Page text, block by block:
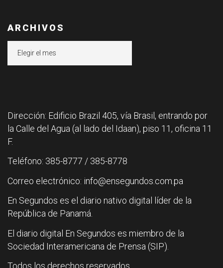
ARCHIVOS
Dirección: Edificio Brazil 405, vía Brasil, entrando por
la Calle del Agua (al lado del Idaan), piso 11, oficina 11
F.
Teléfono: 385-8777 / 385-8778
Correo electrónico: info@ensegundos.com.pa
En Segundos es el diario nativo digital líder de la
República de Panamá.
El diario digital En Segundos es miembro de la
Sociedad Interamericana de Prensa (SIP).